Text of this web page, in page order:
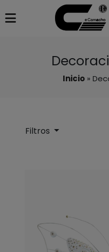
Inicio »
Filtros